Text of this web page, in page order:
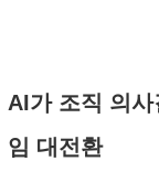
AI가 조직 의
임 대전환